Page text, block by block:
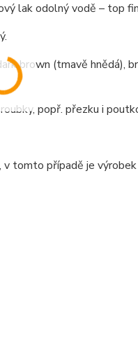
lak odolný vodě – top
brown (tmavě hnědá),
popř. přezku i
tomto případě je